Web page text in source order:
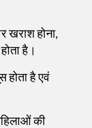
खराश होना,
है।
होता है एवं
की